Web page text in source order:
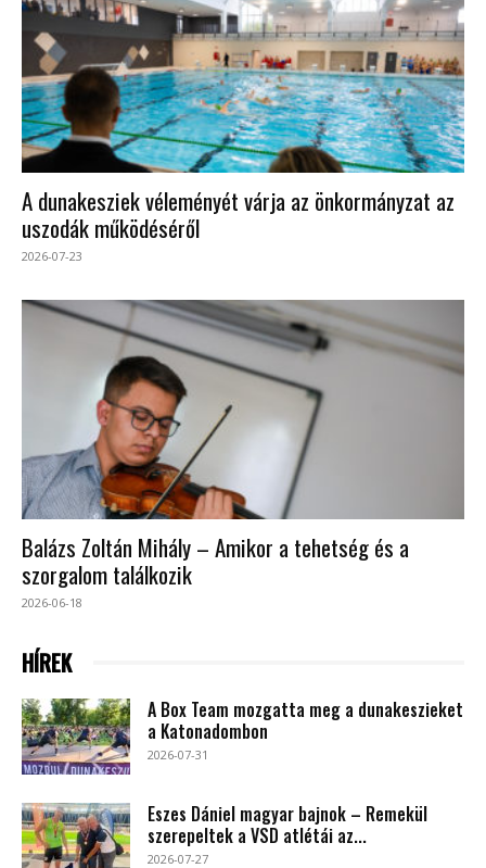
A dunakesziek véleményét várja az önkormányzat az
uszodák működéséről
2026-07-23
Balázs Zoltán Mihály – Amikor a tehetség és a
szorgalom találkozik
2026-06-18
HÍREK
A Box Team mozgatta meg a dunakeszieket
a Katonadombon
2026-07-31
Eszes Dániel magyar bajnok – Remekül
szerepeltek a VSD atlétái az...
2026-07-27